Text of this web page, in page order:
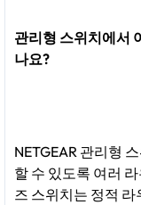
관리형 스위치에서
나요?
NETGEAR 관리형
할 수 있도록 여러
즈 스위치는 정적 라